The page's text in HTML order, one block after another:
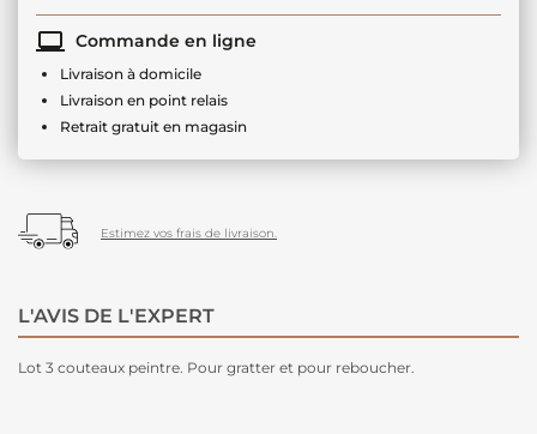
Commande en ligne
Livraison à domicile
Livraison en point relais
Retrait gratuit en magasin
Estimez vos frais de livraison.
L'AVIS DE L'EXPERT
Lot 3 couteaux peintre. Pour gratter et pour reboucher.